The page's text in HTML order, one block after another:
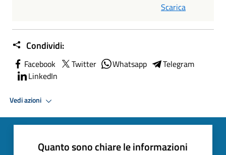
Scarica
Condividi:
Facebook Twitter Whatsapp
Telegram
LinkedIn
Vedi azioni
Quanto sono chiare le informazioni